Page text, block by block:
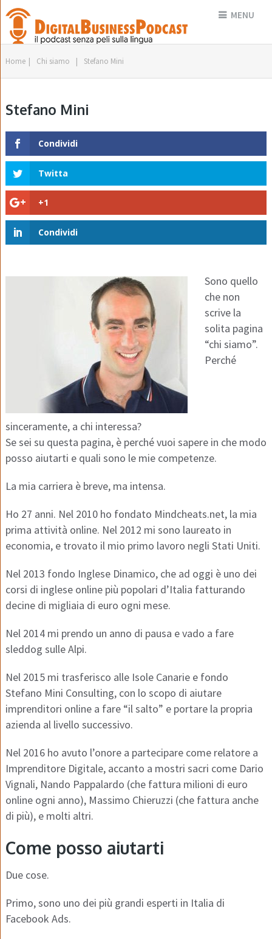
MENU
Home | Chi siamo | Stefano Mini
Stefano Mini
Condividi
Twitta
+1
Condividi
Sono quello
che non
scrive la
solita pagina
“chi siamo”.
Perché
sinceramente, a chi interessa?
Se sei su questa pagina, è perché vuoi sapere in che modo
posso aiutarti e quali sono le mie competenze.
La mia carriera è breve, ma intensa.
Ho 27 anni. Nel 2010 ho fondato Mindcheats.net, la mia
prima attività online. Nel 2012 mi sono laureato in
economia, e trovato il mio primo lavoro negli Stati Uniti.
Nel 2013 fondo Inglese Dinamico, che ad oggi è uno dei
corsi di inglese online più popolari d’Italia fatturando
decine di migliaia di euro ogni mese.
Nel 2014 mi prendo un anno di pausa e vado a fare
sleddog sulle Alpi.
Nel 2015 mi trasferisco alle Isole Canarie e fondo
Stefano Mini Consulting, con lo scopo di aiutare
imprenditori online a fare “il salto” e portare la propria
azienda al livello successivo.
Nel 2016 ho avuto l’onore a partecipare come relatore a
Imprenditore Digitale, accanto a mostri sacri come Dario
Vignali, Nando Pappalardo (che fattura milioni di euro
online ogni anno), Massimo Chieruzzi (che fattura anche
di più), e molti altri.
Come posso aiutarti
Due cose.
Primo, sono uno dei più grandi esperti in Italia di
Facebook Ads.